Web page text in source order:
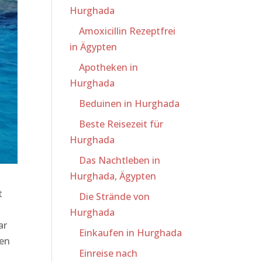
Hurghada
Amoxicillin Rezeptfrei
in Ägypten
Apotheken in
Hurghada
Beduinen in Hurghada
Beste Reisezeit für
Hurghada
Das Nachtleben in
Hurghada, Ägypten
Die Strände von
Hurghada
Einkaufen in Hurghada
Einreise nach